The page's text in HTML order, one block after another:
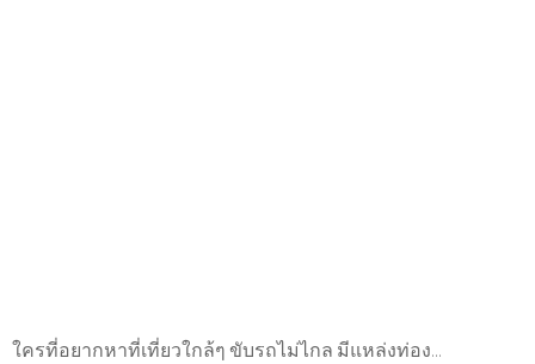
ใครที่อยากหาที่เที่ยวใกล้ๆ ขับรถไม่ไกล มีแหล่งท่อง...